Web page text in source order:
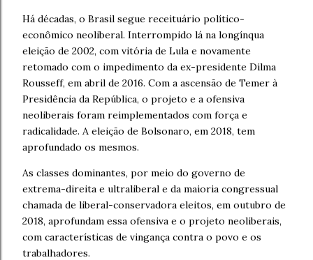
Há décadas, o Brasil segue receituário político-
econômico neoliberal. Interrompido lá na longínqua
eleição de 2002, com vitória de Lula e novamente
retomado com o impedimento da ex-presidente Dilma
Rousseff, em abril de 2016. Com a ascensão de Temer à
Presidência da República, o projeto e a ofensiva
neoliberais foram reimplementados com força e
radicalidade. A eleição de Bolsonaro, em 2018, tem
aprofundado os mesmos.
As classes dominantes, por meio do governo de
extrema-direita e ultraliberal e da maioria congressual
chamada de liberal-conservadora eleitos, em outubro de
2018, aprofundam essa ofensiva e o projeto neoliberais,
com características de vingança contra o povo e os
trabalhadores.